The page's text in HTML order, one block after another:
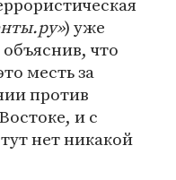
) уже
что
месть за
против
и с
нет никакой